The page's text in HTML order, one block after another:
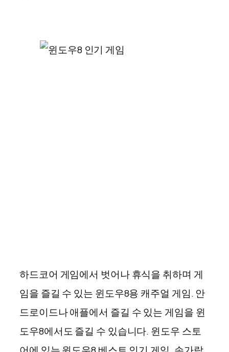
하드코어 게임에서 벗어나 휴식을 취하며 게
임을 즐길 수 있는 윈도우8용 캐주얼 게임. 안
드로이드나 애플에서 즐길 수 있는 게임을 윈
도우8에서도 즐길 수 있습니다. 윈도우 스토